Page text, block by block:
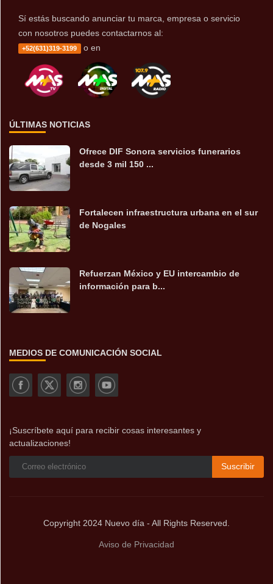
Sí estás buscando anunciar tu marca, empresa o servicio
con nosotros puedes contactarnos al:
+52(631)319-3199 o en
ÚLTIMAS NOTICIAS
Ofrece DIF Sonora servicios funerarios
desde 3 mil 150 ...
Fortalecen infraestructura urbana en el sur
de Nogales
Refuerzan México y EU intercambio de
información para b...
MEDIOS DE COMUNICACIÓN SOCIAL
¡Suscríbete aquí para recibir cosas interesantes y
actualizaciones!
Suscribir
Copyright 2024 Nuevo día - All Rights Reserved.
Aviso de Privacidad